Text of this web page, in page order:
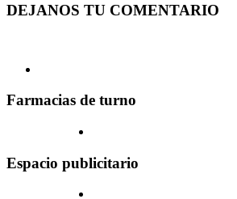
DEJANOS TU COMENTARIO
Farmacias de turno
Espacio publicitario